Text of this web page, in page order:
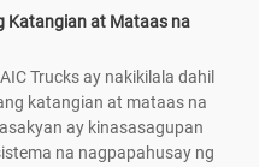
Katangian at Mataas na
Trucks ay nakikilala dahil
katangian at mataas na
ay kinasasagupan
na nagpapahusay ng